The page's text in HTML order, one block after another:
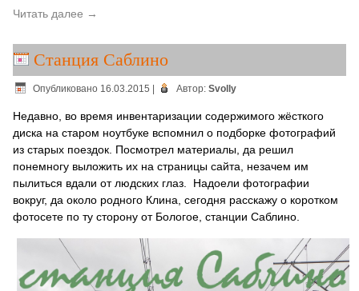
Читать далее →
Станция Саблино
Опубликовано 16.03.2015 | Автор: Svolly
Недавно, во время инвентаризации содержимого жёсткого
диска на старом ноутбуке вспомнил о подборке фотографий
из старых поездок. Посмотрел материалы, да решил
понемногу выложить их на страницы сайта, незачем им
пылиться вдали от людских глаз. Надоели фотографии
вокруг, да около родного Клина, сегодня расскажу о коротком
фотосете по ту сторону от Бологое, станции Саблино.